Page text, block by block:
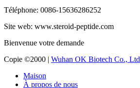
Téléphone: 0086-15636286252
Site web: www.steroid-peptide.com
Bienvenue votre demande
Copie ©2000 | Wuhan OK Biotech Co., Ltd
Maison
À propos de nous